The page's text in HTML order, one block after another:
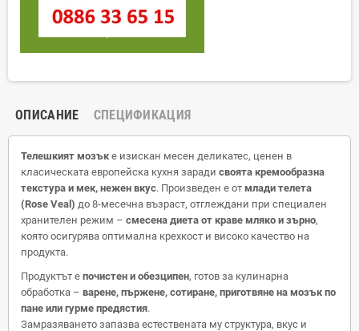
ОПИСАНИЕ СПЕЦИФИКАЦИЯ
Телешкият мозък е изискан месен деликатес, ценен в
класическата европейска кухня заради своята кремообразна
текстура и мек, нежен вкус. Произведен е от млади телета
(Rose Veal) до 8-месечна възраст, отглеждани при специален
хранителен режим – смесена диета от краве мляко и зърно,
която осигурява оптимална крехкост и високо качество на
продукта.
Продуктът е почистен и обезципен, готов за кулинарна
обработка – варене, пържене, сотиране, приготвяне на мозък по
пане или гурме предястия.
Замразяването запазва естествената му структура, вкус и